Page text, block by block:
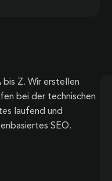
bis Z. Wir erstellen
bei der technischen
laufend und
SEO.